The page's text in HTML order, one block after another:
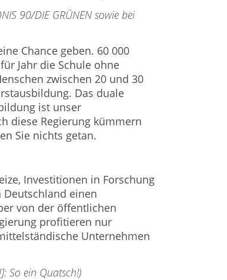
90/DIE GRÜNEN sowie bei
Chance geben. 60 000
Jahr die Schule ohne
zwischen 20 und 30
Das duale
ist unser
diese Regierung kümmern
Sie nichts getan.
Investitionen in Forschung
einen
von der öffentlichen
profitieren nur
Unternehmen
So ein Quatsch!)